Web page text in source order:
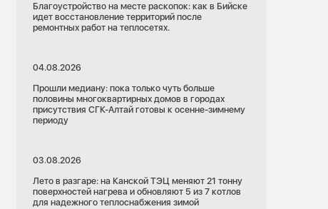
Благоустройство на месте раскопок: как в Бийске
идет восстановление территорий после
ремонтных работ на теплосетях.
04.08.2026
Прошли медиану: пока только чуть больше
половины многоквартирных домов в городах
присутствия СГК-Алтай готовы к осенне-зимнему
периоду
03.08.2026
Лето в разгаре: на Канской ТЭЦ меняют 21 тонну
поверхностей нагрева и обновляют 5 из 7 котлов
для надежного теплоснабжения зимой